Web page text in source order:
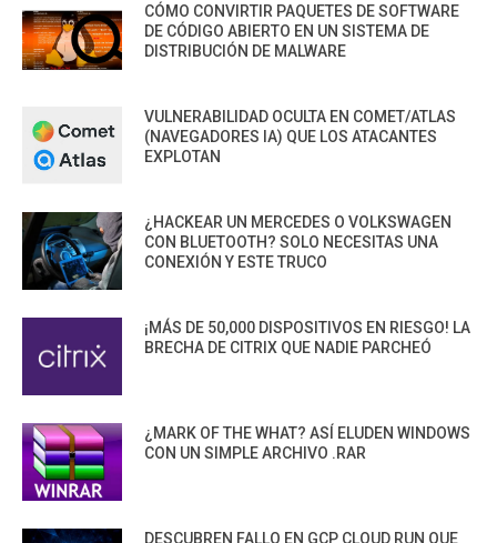
CÓMO CONVIRTIR PAQUETES DE SOFTWARE
DE CÓDIGO ABIERTO EN UN SISTEMA DE
DISTRIBUCIÓN DE MALWARE
VULNERABILIDAD OCULTA EN COMET/ATLAS
(NAVEGADORES IA) QUE LOS ATACANTES
EXPLOTAN
¿HACKEAR UN MERCEDES O VOLKSWAGEN
CON BLUETOOTH? SOLO NECESITAS UNA
CONEXIÓN Y ESTE TRUCO
¡MÁS DE 50,000 DISPOSITIVOS EN RIESGO! LA
BRECHA DE CITRIX QUE NADIE PARCHEÓ
¿MARK OF THE WHAT? ASÍ ELUDEN WINDOWS
CON UN SIMPLE ARCHIVO .RAR
DESCUBREN FALLO EN GCP CLOUD RUN QUE